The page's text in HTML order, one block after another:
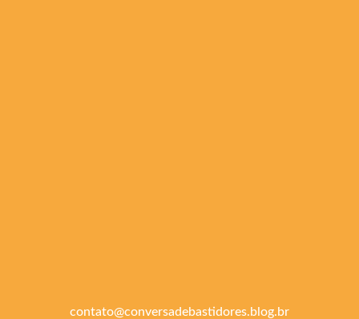
contato@conversadebastidores.blog.br